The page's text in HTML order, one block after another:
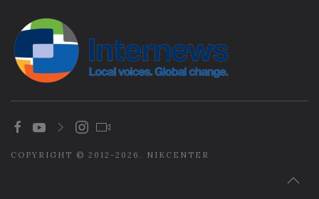
COPYRIGHT © 2012-2026. NIKCENTER